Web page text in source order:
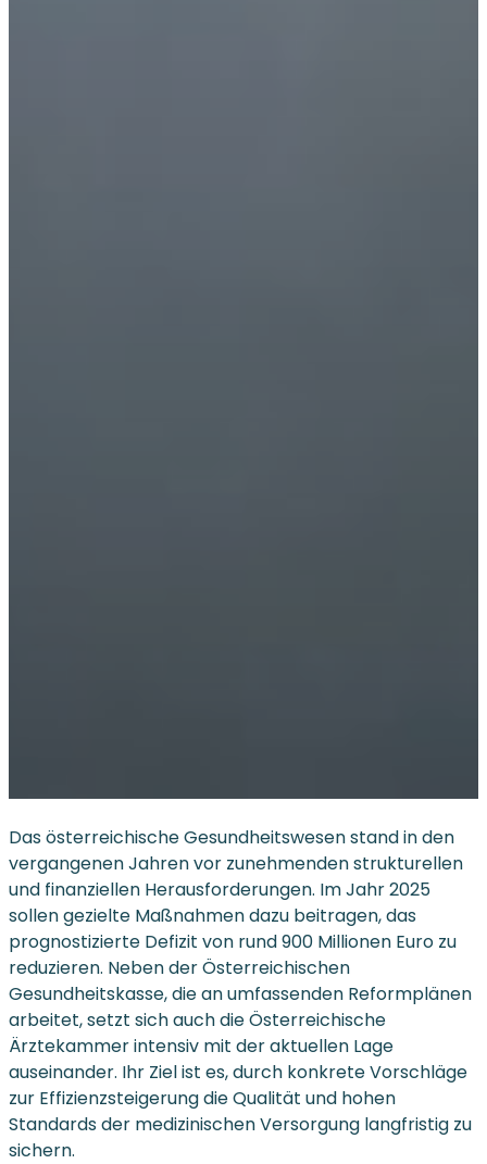
Das österreichische Gesundheitswesen stand in den
vergangenen Jahren vor zunehmenden strukturellen
und finanziellen Herausforderungen. Im Jahr 2025
sollen gezielte Maßnahmen dazu beitragen, das
prognostizierte Defizit von rund 900 Millionen Euro zu
reduzieren. Neben der Österreichischen
Gesundheitskasse, die an umfassenden Reformplänen
arbeitet, setzt sich auch die Österreichische
Ärztekammer intensiv mit der aktuellen Lage
auseinander. Ihr Ziel ist es, durch konkrete Vorschläge
zur Effizienzsteigerung die Qualität und hohen
Standards der medizinischen Versorgung langfristig zu
sichern.